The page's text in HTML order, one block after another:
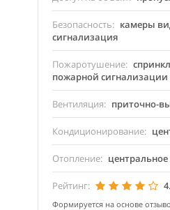
Безопасность
камеры
сигнализация
Пожаротушение
пожарной сигнализации
Вентиляция приточно-
Кондиционирование
Отопление центральное
Рейтинг
Формируется на основе